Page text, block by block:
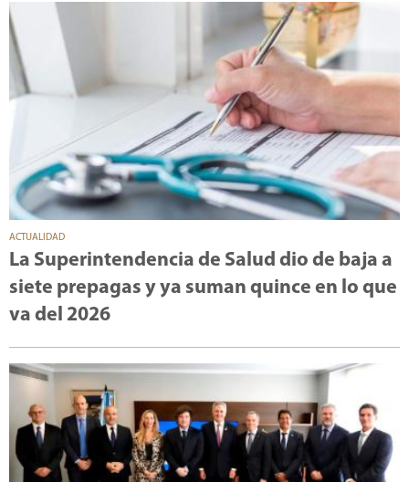
ACTUALIDAD
La Superintendencia de Salud dio de baja a
siete prepagas y ya suman quince en lo que
va del 2026